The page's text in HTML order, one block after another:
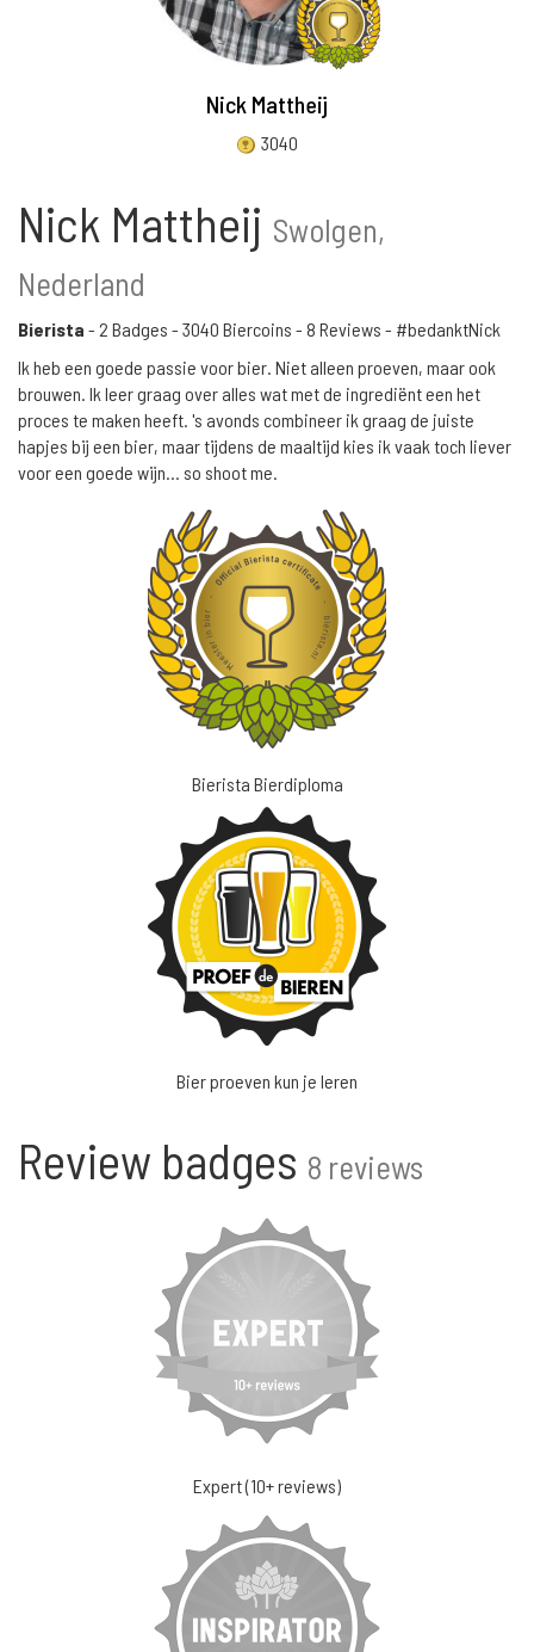
Nick Mattheij
3040
Nick Mattheij Swolgen,
Nederland
Bierista - 2 Badges - 3040 Biercoins - 8 Reviews - #bedanktNick
Ik heb een goede passie voor bier. Niet alleen proeven, maar ook
brouwen. Ik leer graag over alles wat met de ingrediënt een het
proces te maken heeft. 's avonds combineer ik graag de juiste
hapjes bij een bier, maar tijdens de maaltijd kies ik vaak toch liever
voor een goede wijn... so shoot me.
Bierista Bierdiploma
Bier proeven kun je leren
Review badges 8 reviews
Expert (10+ reviews)